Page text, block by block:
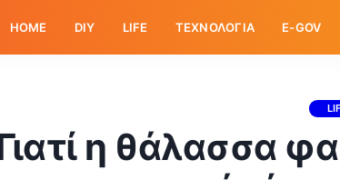
HOME DIY LIFE ΤΕΧΝΟΛΟΓΙΑ E-GOV
η θάλασσα